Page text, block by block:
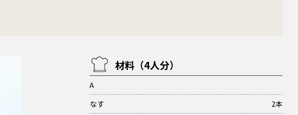
材料（4人分）
A
なす
2本